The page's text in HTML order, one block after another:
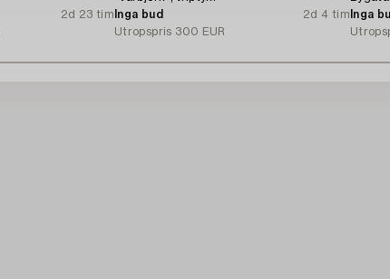
2d 23 tim Inga bud
2d 4 tim
Utropspris 300 EUR
Inga